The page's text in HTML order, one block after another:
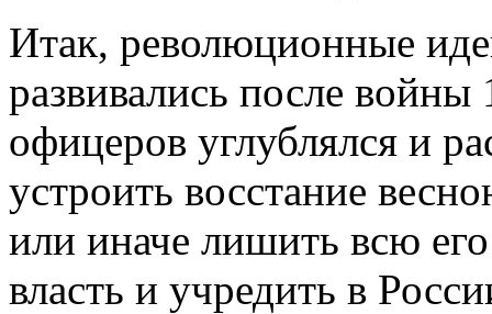
Итак, революционные
развивались после войны
офицеров углублялся и
устроить восстание
или иначе лишить всю
власть и учредить в